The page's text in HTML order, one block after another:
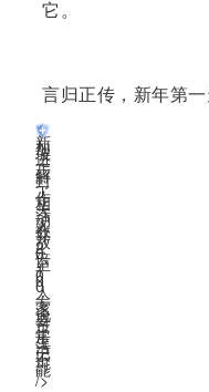
它。
言归正传，新年第
新
加
坡
进
一
步
解
封
，
工
作
相
关
活
动
人
数
开
放
2
0
倍
至
1
0
0
0
人
；
专
家
说
要
过
正
常
生
活
已
不
可
能
”
/>